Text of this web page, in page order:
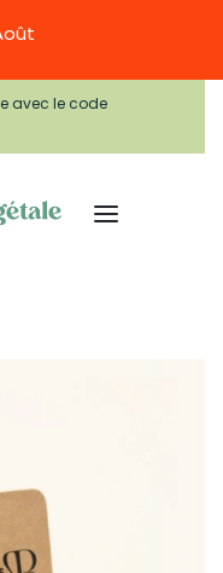
avec le code